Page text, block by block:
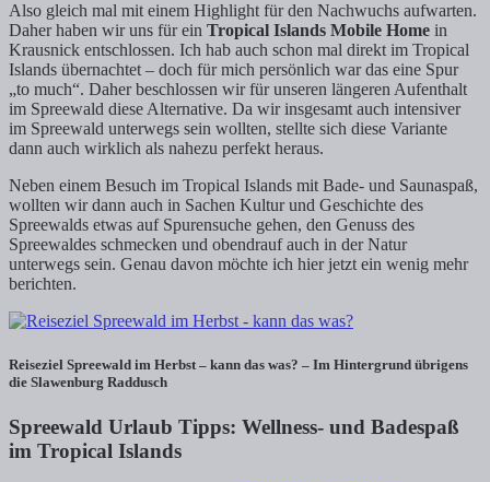
Also gleich mal mit einem Highlight für den Nachwuchs aufwarten.
Daher haben wir uns für ein Tropical Islands Mobile Home in
Krausnick entschlossen. Ich hab auch schon mal direkt im Tropical
Islands übernachtet – doch für mich persönlich war das eine Spur
„to much“. Daher beschlossen wir für unseren längeren Aufenthalt
im Spreewald diese Alternative. Da wir insgesamt auch intensiver
im Spreewald unterwegs sein wollten, stellte sich diese Variante
dann auch wirklich als nahezu perfekt heraus.
Neben einem Besuch im Tropical Islands mit Bade- und Saunaspaß,
wollten wir dann auch in Sachen Kultur und Geschichte des
Spreewalds etwas auf Spurensuche gehen, den Genuss des
Spreewaldes schmecken und obendrauf auch in der Natur
unterwegs sein. Genau davon möchte ich hier jetzt ein wenig mehr
berichten.
Reiseziel Spreewald im Herbst – kann das was? – Im Hintergrund übrigens
die Slawenburg Raddusch
Spreewald Urlaub Tipps: Wellness- und Badespaß
im Tropical Islands